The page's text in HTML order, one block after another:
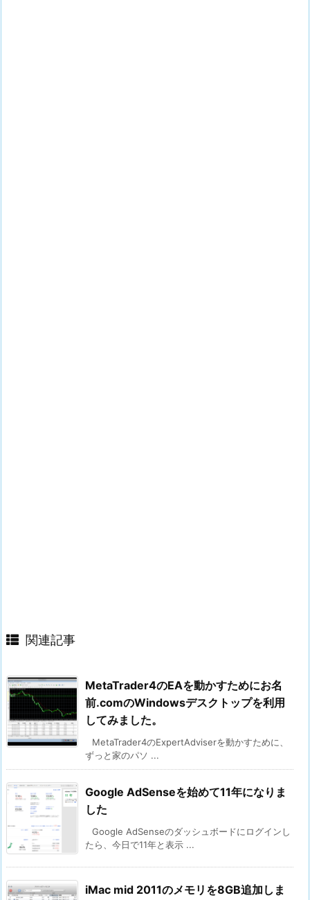
関連記事
MetaTrader4のEAを動かすためにお名
前.comのWindowsデスクトップを利用
してみました。
MetaTrader4のExpertAdviserを動かすために、
ずっと家のパソ ...
Google AdSenseを始めて11年になりま
した
Google AdSenseのダッシュボードにログインし
たら、今日で11年と表示 ...
iMac mid 2011のメモリを8GB追加しま